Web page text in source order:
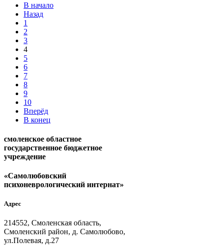
В начало
Назад
1
2
3
4
5
6
7
8
9
10
Вперёд
В конец
смоленское областное
государственное бюджетное
учреждение
«Самолюбовский
психоневрологический интернат»
Адрес
214552, Смоленская область,
Смоленский район, д. Самолюбово,
ул.Полевая, д.27